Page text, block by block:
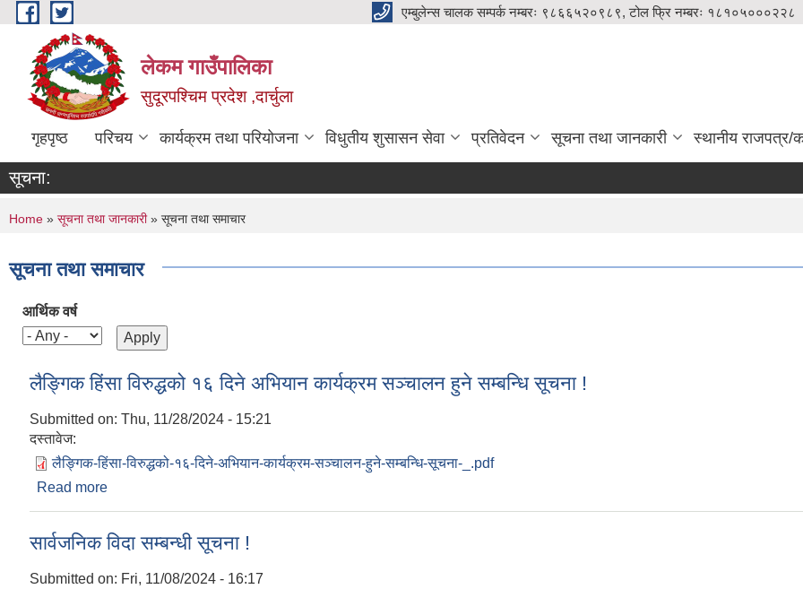
Skip to main content एम्बुलेन्स चालक सम्पर्क नम्बरः ९८६६५२०९८९, टोल फ्रि नम्बरः १८१०५०००२२८
लेकम गाउँपालिका
सुदूरपश्चिम प्रदेश ,दार्चुला
गृहपृष्ठ परिचय कार्यक्रम तथा परियोजना विधुतीय शुसासन सेवा प्रतिवेदन सूचना तथा जानकारी स्थानीय राजपत्र/
सूचना:
You are here
Home » सूचना तथा जानकारी» सूचना तथा समाचार
सूचना तथा समाचार
आर्थिक वर्ष
लैङ्गिक हिंसा विरुद्धको १६ दिने अभियान कार्यक्रम सञ्चालन हुने सम्बन्धि सूचना !
Submitted on: Thu, 11/28/2024 - 15:21
दस्तावेज:
लैङ्गिक-हिंसा-विरुद्धको-१६-दिने-अभियान-कार्यक्रम-सञ्चालन-हुने-सम्बन्धि-सूचना-_.pdf
Read more
सार्वजनिक विदा सम्बन्धी सूचना !
Submitted on: Fri, 11/08/2024 - 16:17